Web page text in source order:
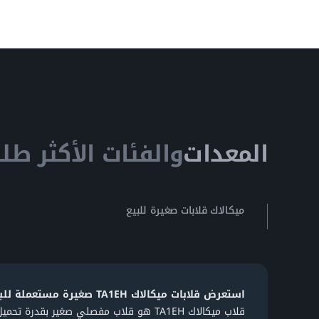
المعداتوالفئات الأكثر
ميكالاك قلابات صغيرة للبيع
استعرض قلابات ميكالاك TA1EH صغيرة مستعملة للبيع
قلاب ميكالاك TA1EH هو قلاب مفصلي صغير بقدرة تحميل 1 طن، مناسب لمشاريع البناء وأعمال تنسيق المواقع والمشاريع داخل المدن. يعمل ب